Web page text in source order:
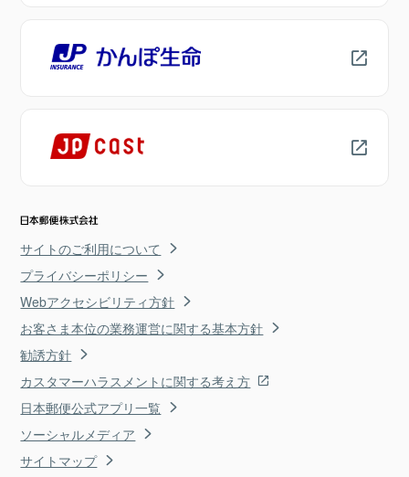
サイトのご利用について
プライバシーポリシー
Webアクセシビリティ方針
お客さま本位の業務運営に関する基本方針
勧誘方針
カスタマーハラスメントに関する考え方
日本郵便公式アプリ一覧
ソーシャルメディア
サイトマップ